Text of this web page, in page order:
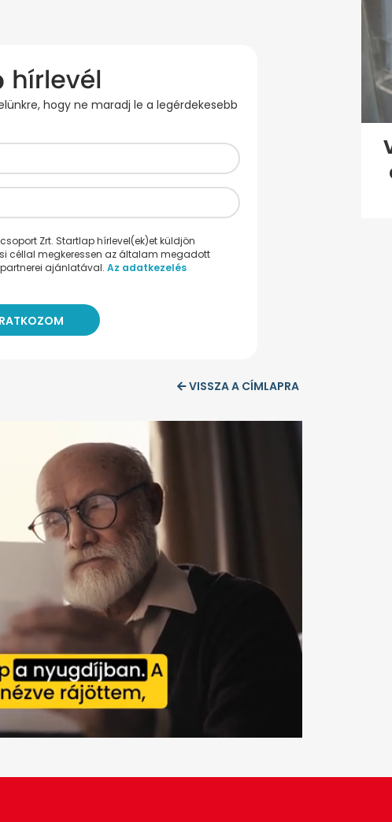
hogy ne maradj le a legérdekesebb
Zrt. Startlap hírlevel(ek)et küldjön
céllal megkeressen az általam megadott
ajánlatával. Az adatkezelés
VISSZA A CÍMLAPRA